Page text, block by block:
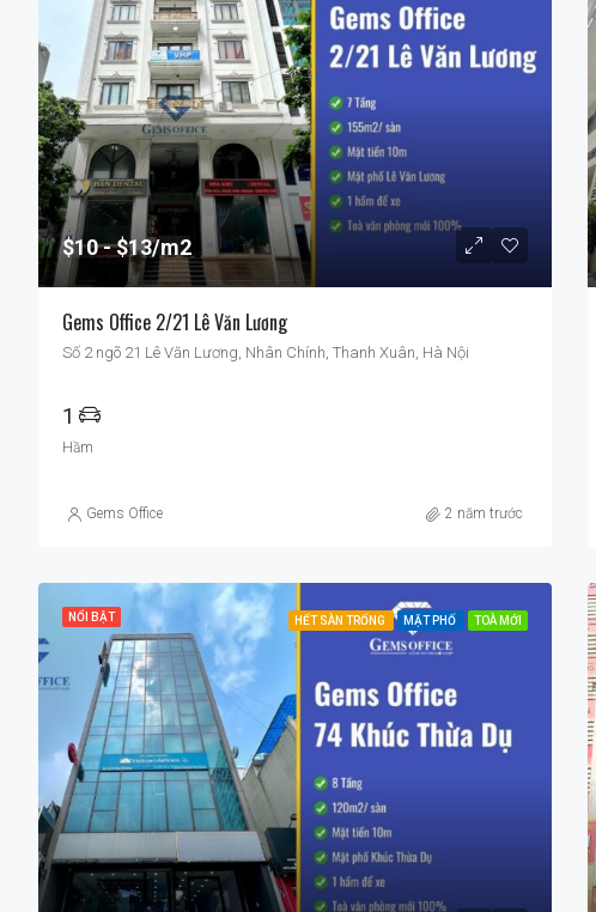
$10 $13/m2
Gems Office 2/21 Lê Văn Lương
Số 2 ngõ 21 Lê Văn Lương, Nhân Chính, Thanh Xuân, Hà Nội
1
Hầm
Gems Office 2 năm trước
NỔI BẬT HẾT SÀN TRỐNG MẶT PHỐ TOÀ MỚI